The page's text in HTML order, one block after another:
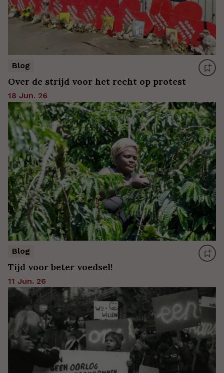
Blog
Over de strijd voor het recht op protest
18 Jun. 26
Blog
Tijd voor beter voedsel!
11 Jun. 26